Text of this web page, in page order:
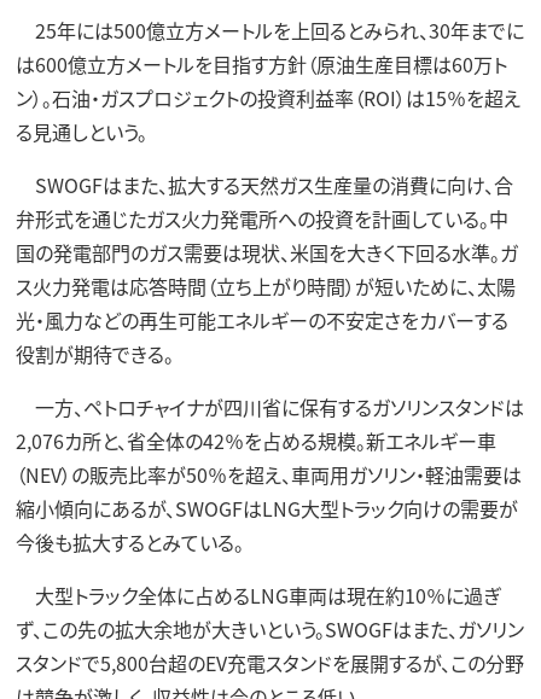
25年には500億立方メートルを上回るとみられ、30年までに
は600億立方メートルを目指す方針（原油生産目標は60万ト
ン）。石油・ガスプロジェクトの投資利益率（ROI）は15％を超え
る見通しという。
SWOGFはまた、拡大する天然ガス生産量の消費に向け、合
弁形式を通じたガス火力発電所への投資を計画している。中
国の発電部門のガス需要は現状、米国を大きく下回る水準。ガ
ス火力発電は応答時間（立ち上がり時間）が短いために、太陽
光・風力などの再生可能エネルギーの不安定さをカバーする
役割が期待できる。
一方、ペトロチャイナが四川省に保有するガソリンスタンドは
2,076カ所と、省全体の42％を占める規模。新エネルギー車
（NEV）の販売比率が50％を超え、車両用ガソリン・軽油需要は
縮小傾向にあるが、SWOGFはLNG大型トラック向けの需要が
今後も拡大するとみている。
大型トラック全体に占めるLNG車両は現在約10％に過ぎ
ず、この先の拡大余地が大きいという。SWOGFはまた、ガソリン
スタンドで5,800台超のEV充電スタンドを展開するが、この分野